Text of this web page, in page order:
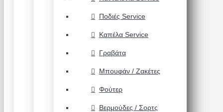
Ποδιές Service
Καπέλα Service
Γραβάτα
Μπουφάν / Ζακέτες
Φούτερ
Βερμούδες / Σορτς